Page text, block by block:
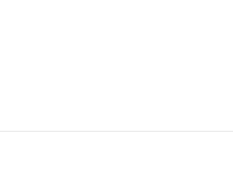
و لنگرها قطعات مهم دستگاه
خوب دستگاه بوده توری آسیاب نیز در